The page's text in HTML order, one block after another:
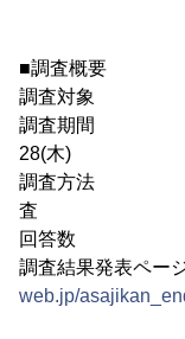
■調査概要
調査対象 ：
調査期間 ：
28(木)
調査方法 ： 「
査
回答数 ：
調査結果発表ペー
web.jp/